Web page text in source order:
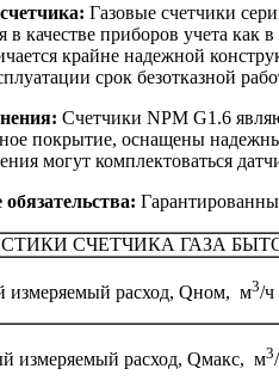
Газовые счетчики
в качестве приборов учета
крайне надежной
срок безотказной
Счетчики NPM G1.6
покрытие, оснащены
могут комплектоваться
СЧЕТЧИКА ГАЗА
измеряемый расход, Qном, м3/ч
измеряемый расход, Qмакс, м3